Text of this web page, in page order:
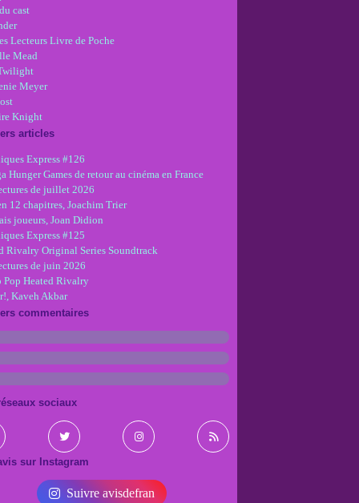
cast
Lecteurs Livre de Poche
Mead
Meyer
Knight
articles
Express #126
Hunger Games de retour au cinéma en France
de juillet 2026
12 chapitres, Joachim Trier
joueurs, Joan Didion
Express #125
Rivalry Original Series Soundtrack
de juin 2026
Pop Heated Rivalry
Kaveh Akbar
commentaires
sociaux
sur Instagram
Suivre avisdefran